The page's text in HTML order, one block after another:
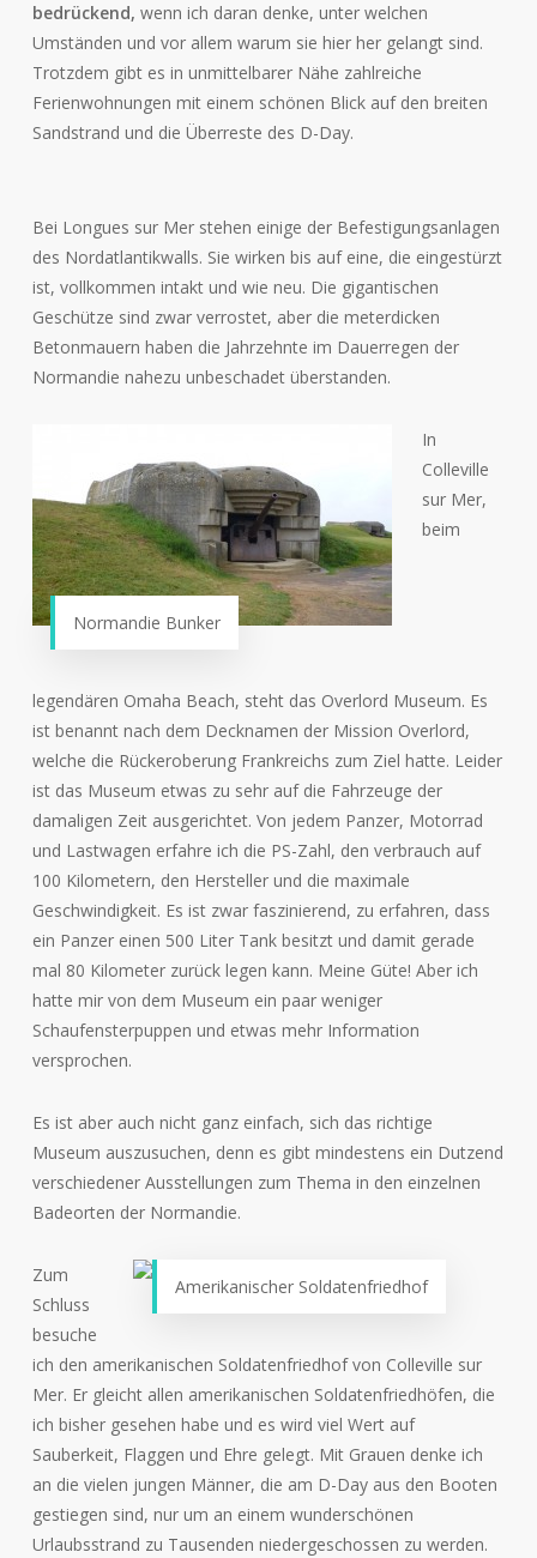
bedrückend, wenn ich daran denke, unter welchen
Umständen und vor allem warum sie hier her gelangt sind.
Trotzdem gibt es in unmittelbarer Nähe zahlreiche
Ferienwohnungen mit einem schönen Blick auf den breiten
Sandstrand und die Überreste des D-Day.
Bei Longues sur Mer stehen einige der Befestigungsanlagen
des Nordatlantikwalls. Sie wirken bis auf eine, die eingestürzt
ist, vollkommen intakt und wie neu. Die gigantischen
Geschütze sind zwar verrostet, aber die meterdicken
Betonmauern haben die Jahrzehnte im Dauerregen der
Normandie nahezu unbeschadet überstanden.
Normandie Bunker
In
Colleville
sur Mer,
beim
legendären Omaha Beach, steht das Overlord Museum. Es
ist benannt nach dem Decknamen der Mission Overlord,
welche die Rückeroberung Frankreichs zum Ziel hatte. Leider
ist das Museum etwas zu sehr auf die Fahrzeuge der
damaligen Zeit ausgerichtet. Von jedem Panzer, Motorrad
und Lastwagen erfahre ich die PS-Zahl, den verbrauch auf
100 Kilometern, den Hersteller und die maximale
Geschwindigkeit. Es ist zwar faszinierend, zu erfahren, dass
ein Panzer einen 500 Liter Tank besitzt und damit gerade
mal 80 Kilometer zurück legen kann. Meine Güte! Aber ich
hatte mir von dem Museum ein paar weniger
Schaufensterpuppen und etwas mehr Information
versprochen.
Es ist aber auch nicht ganz einfach, sich das richtige
Museum auszusuchen, denn es gibt mindestens ein Dutzend
verschiedener Ausstellungen zum Thema in den einzelnen
Badeorten der Normandie.
Amerikanischer Soldatenfriedhof
Zum
Schluss
besuche
ich den amerikanischen Soldatenfriedhof von Colleville sur
Mer. Er gleicht allen amerikanischen Soldatenfriedhöfen, die
ich bisher gesehen habe und es wird viel Wert auf
Sauberkeit, Flaggen und Ehre gelegt. Mit Grauen denke ich
an die vielen jungen Männer, die am D-Day aus den Booten
gestiegen sind, nur um an einem wunderschönen
Urlaubsstrand zu Tausenden niedergeschossen zu werden.